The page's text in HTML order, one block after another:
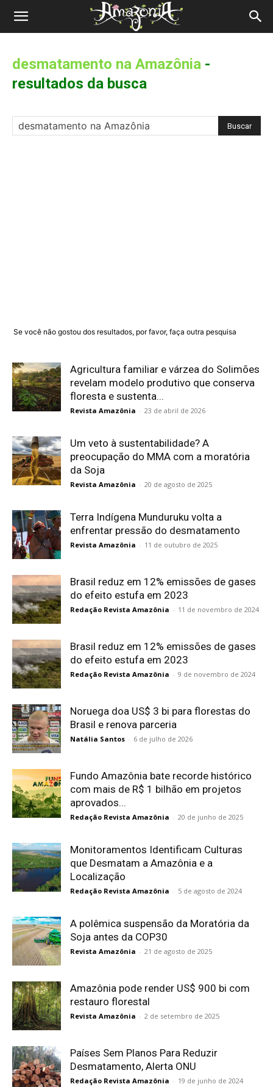
Revista
desmatamento na Amazônia -
resultados da busca
Se você não gostou dos resultados, por favor, faça outra pesquisa
Agricultura familiar e várzea do Solimões
revelam modelo produtivo que conserva
floresta e sustenta...
Revista Amazônia - 23 de abril de 2026
Um veto à sustentabilidade? A
preocupação do MMA com a moratória
da Soja
Revista Amazônia - 20 de agosto de 2025
Terra Indígena Munduruku volta a
enfrentar pressão do desmatamento
Revista Amazônia - 11 de outubro de 2025
Brasil reduz em 12% emissões de gases
do efeito estufa em 2023
Redação Revista Amazônia - 11 de novembro de 2024
Brasil reduz em 12% emissões de gases
do efeito estufa em 2023
Redação Revista Amazônia - 9 de novembro de 2024
Noruega doa US$ 3 bi para florestas do
Brasil e renova parceria
Natália Santos - 6 de julho de 2026
Fundo Amazônia bate recorde histórico
com mais de R$ 1 bilhão em projetos
aprovados...
Redação Revista Amazônia - 20 de junho de 2025
Monitoramentos Identificam Culturas
que Desmatam a Amazônia e a
Localização
Redação Revista Amazônia - 5 de agosto de 2024
A polêmica suspensão da Moratória da
Soja antes da COP30
Revista Amazônia - 21 de agosto de 2025
Amazônia pode render US$ 900 bi com
restauro florestal
Revista Amazônia - 2 de setembro de 2025
Países Sem Planos Para Reduzir
Desmatamento, Alerta ONU
Redação Revista Amazônia - 19 de junho de 2024